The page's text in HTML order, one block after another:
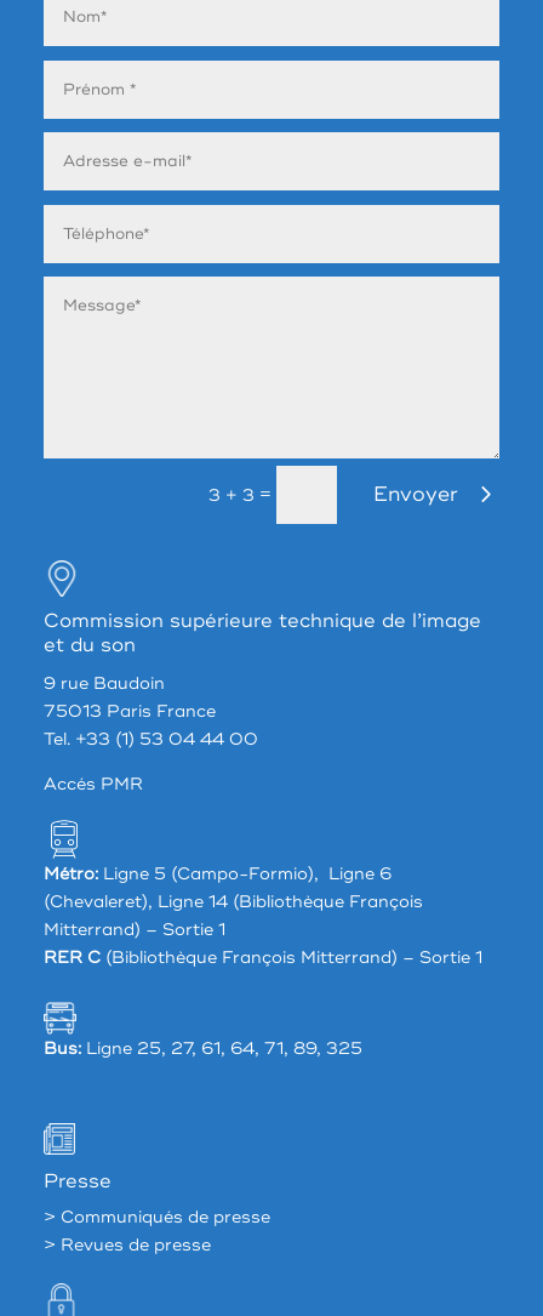
3 + 3 = Envoyer
Commission supérieure technique de l’image
et du son
9 rue Baudoin
75013 Paris France
Tel. +33 (1) 53 04 44 00
Accés PMR
Métro:Ligne 5 (Campo-Formio), Ligne 6
(Chevaleret), Ligne 14 (Bibliothèque François
Mitterrand) – Sortie 1
RER C(Bibliothèque François Mitterrand) – Sortie 1
Bus:Ligne 25, 27, 61, 64, 71, 89, 325
Presse
> Communiqués de presse
> Revues de presse